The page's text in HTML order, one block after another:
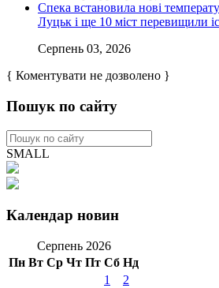
Спека встановила нові
Луцьк і ще 10 міст перевищили
Серпень 03, 2026
{ Коментувати не дозволено }
Пошук по сайту
SMALL
Календар новин
Серпень 2026
Пн Вт Ср Чт Пт Сб Нд
1
2